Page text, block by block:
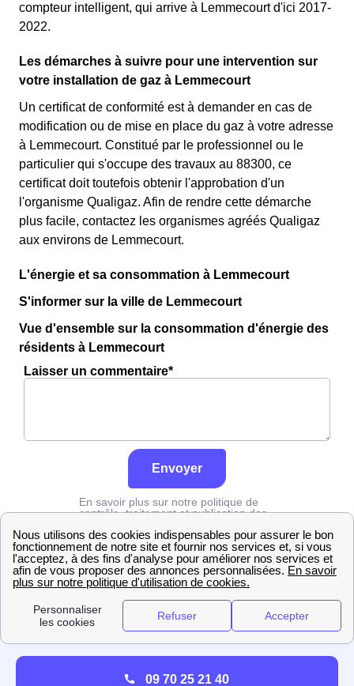
compteur intelligent, qui arrive à Lemmecourt d'ici 2017-
2022.
Les démarches à suivre pour une intervention sur
votre installation de gaz à Lemmecourt
Un certificat de conformité est à demander en cas de
modification ou de mise en place du gaz à votre adresse
à Lemmecourt. Constitué par le professionnel ou le
particulier qui s'occupe des travaux au 88300, ce
certificat doit toutefois obtenir l'approbation d'un
l'organisme Qualigaz. Afin de rendre cette démarche
plus facile, contactez les organismes agréés Qualigaz
aux environs de Lemmecourt.
L'énergie et sa consommation à Lemmecourt
S'informer sur la ville de Lemmecourt
Vue d'ensemble sur la consommation d'énergie des
résidents à Lemmecourt
Laisser un commentaire*
Envoyer
En savoir plus sur notre politique de
contrôle, traitement et publication des
Grdf Vosges Lemmecourt
09 70 25 21 40